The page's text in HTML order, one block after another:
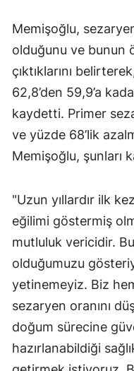
Memişoğlu,
olduğunu ve bunun
çıktıklarını
62,8’den 59,9’a
kaydetti. Primer
ve yüzde 68’lik
Memişoğlu, şunları
"Uzun yıllardır ilk
eğilimi göstermiş
mutluluk vericidir.
olduğumuzu
yetinemeyiz. Biz
sezaryen oranını
doğum sürecine
hazırlanabildiği